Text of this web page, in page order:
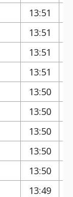
13:51
13:51
13:51
13:51
13:50
13:50
13:50
13:50
13:50
13:49